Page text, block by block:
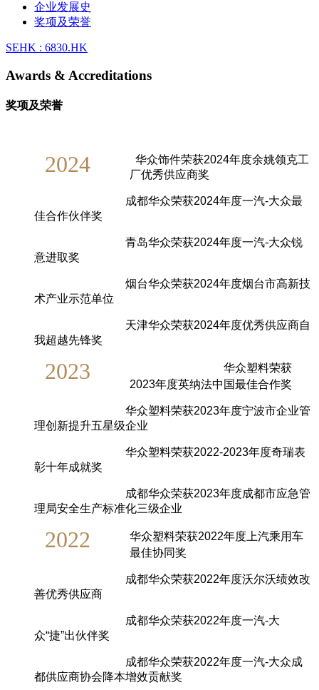
企业发展史
奖项及荣誉
SEHK : 6830.HK
Awards & Accreditations
奖项及荣誉
2024
华众饰件荣获2024年度余姚领克工
厂优秀供应商奖
成都华众荣获2024年度一汽-大众最
佳合作伙伴奖
青岛华众荣获2024年度一汽-大众锐
意进取奖
烟台华众荣获2024年度烟台市高新技
术产业示范单位
天津华众荣获2024年度优秀供应商自
我超越先锋奖
2023
华众塑料荣获
2023年度英纳法中国最佳合作奖
华众塑料荣获2023年度宁波市企业管
理创新提升五星级企业
华众塑料荣获2022-2023年度奇瑞表
彰十年成就奖
成都华众荣获2023年度成都市应急管
理局安全生产标准化三级企业
2022
华众塑料荣获2022年度上汽乘用车
最佳协同奖
成都华众荣获2022年度沃尔沃绩效改
善优秀供应商
成都华众荣获2022年度一汽-大
众“捷”出伙伴奖
成都华众荣获2022年度一汽-大众成
都供应商协会降本增效贡献奖